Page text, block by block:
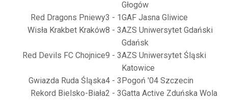
Głogów
Red Dragons Pniewy3 - 1GAF Jasna Gliwice
Wisła Krakbet Kraków8 - 3AZS Uniwersytet Gdański
Gdańsk
Red Devils FC Chojnice9 - 3AZS Uniwersytet Śląski
Katowice
Gwiazda Ruda Śląska4 - 3Pogoń '04 Szczecin
Rekord Bielsko-Biała2 - 3Gatta Active Zduńska Wola